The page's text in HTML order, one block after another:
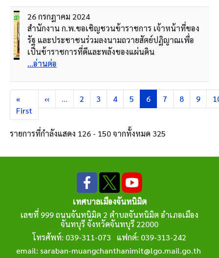
26 กรกฎาคม 2024
สำนักงาน ก.พ.ขอเชิญชวนข้าราชการ เจ้าหน้าที่ของ
รัฐ และประชาชนร่วมลงนามถวายสัตย์ปฏิญาณเพื่อ
เป็นข้าราชการที่ดีและพลังของแผ่นดิน
...อ่านต่อ
Pagination
หน้าแรก
«
First
หน้าก่อนหน้า
‹‹ … Page
2 Page
3 Page
4 Page
5 Current page
6 Page
7 Page
8 Page
9
รายการที่กำลังแสดง 126 - 150 จากทั้งหมด 325
เทศบาลเมืองจันทนิมิต
เลขที่ 999 ถนนจันทนิมิต 2 ตำบลจันทนิมิต อำเภอเมือง
จันทบุรี จังหวัดจันทบุรี 22000
โทรศัพท์: 039-311-073 แฟกต์: 039-313-242
email: saraban-muangchanthanimit@lgo.mail.go.th